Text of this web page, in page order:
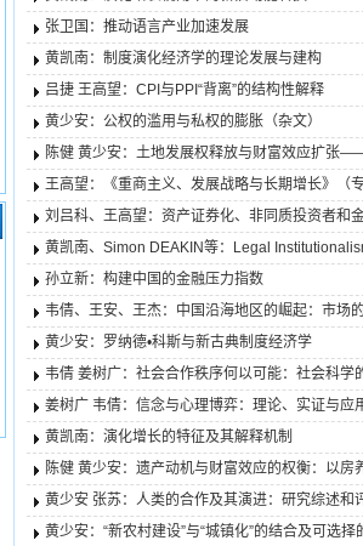
张卫国：推动语言产业加速发展​
黄凯南：制度演化经济学的理论发展与建构
吕捷 王高望：CPI与PPI“背离”的结构性解释
黄少安：公权的滥用与私权的膨胀（杂文）
陈健 黄少安：土地发展权释放与财富效应扩张——
王高望：《重商主义、发展战略与长期增长》（专
刘吕科、王高望：资产证券化、非同质投资者
黄凯南、Simon DEAKIN等：Legal
孙立新：构建中国的金融压力指数
韦倩、王安、王杰：中国沿海地区的崛起：市场
黄少安：罗纳德•科斯与新古典制度经济学
韦倩 姜树广：社会合作秩序何以可能：社会科学
姜树广 韦倩：信念与心理博弈：理论、实证与应
黄凯南：演化增长的特征及其解释机制
陈健 黄少安：遗产动机与财富效应的权衡：以房
黄少安 张苏：人类的合作及其演进：研究综述和
黄少安：“新农村建设”与“城镇化”的结合及可选择